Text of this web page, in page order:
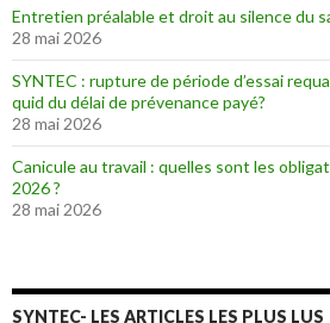
Entretien préalable et droit au silence du
28 mai 2026
SYNTEC : rupture de période d’essai
quid du délai de prévenance payé?
28 mai 2026
Canicule au travail : quelles sont les
2026 ?
28 mai 2026
SYNTEC- LES ARTICLES LES PLUS LUS